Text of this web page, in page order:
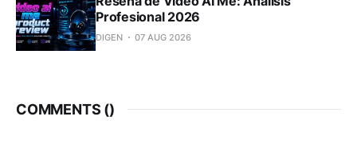
Profesional 2026
DIGEN 07 AUG 2026
COMMENTS ()